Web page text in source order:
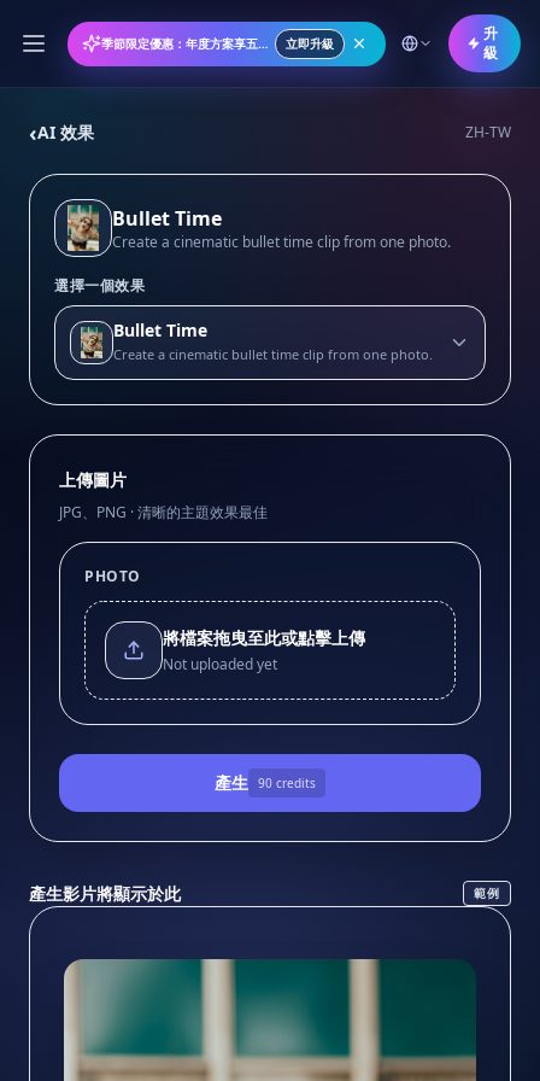
季節限定優惠：年度方案享五折優惠 立即升級
升
級
‹AI 效果 ZH-TW
Bullet Time
Create a cinematic bullet time clip from one photo.
選擇一個效果
Bullet Time
Create a cinematic bullet time clip from one photo.
上傳圖片
JPG、PNG · 清晰的主題效果最佳
PHOTO
將檔案拖曳至此或點擊上傳
Not uploaded yet
產生 90 credits
產生影片將顯示於此 範例